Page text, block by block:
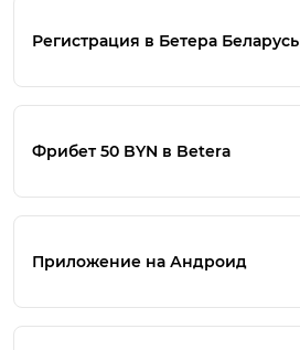
Регистрация в Бетера Беларусь
Фрибет 50 BYN в Betera
Приложение на Андроид